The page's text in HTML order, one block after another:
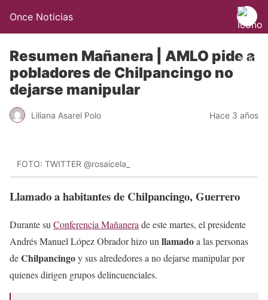
Once Noticias
Resumen Mañanera | AMLO pide a
pobladores de Chilpancingo no
dejarse manipular
Liliana Asarel Polo Hace 3 años
FOTO: TWITTER @rosaicela_
Llamado a habitantes de Chilpancingo, Guerrero
Durante su Conferencia Mañanera de este martes, el presidente
Andrés Manuel López Obrador hizo un llamadoa las personas
deChilpancingoy sus alrededores a no dejarse manipular por
quienes dirigen grupos delincuenciales.